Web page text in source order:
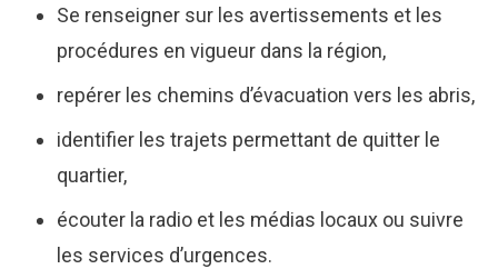
Se renseigner sur les avertissements et les
procédures en vigueur dans la région,
repérer les chemins d’évacuation vers les abris,
identifier les trajets permettant de quitter le
quartier,
écouter la radio et les médias locaux ou suivre
les services d’urgences.